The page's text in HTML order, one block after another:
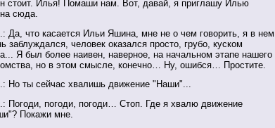
стоит. Илья! Помаши нам. Вот, давай, я приглашу Илью
сюда.
Да, что касается Ильи Яшина, мне не о чем говорить, я в нем
заблуждался, человек оказался просто, грубо, куском
Я был более наивен, наверное, на начальном этапе нашего
но в этом смысле, конечно… Ну, ошибся… Простите.
Но ты сейчас хвалишь движение "Наши"...
Погоди, погоди, погоди… Стоп. Где я хвалю движение
Покажи мне.